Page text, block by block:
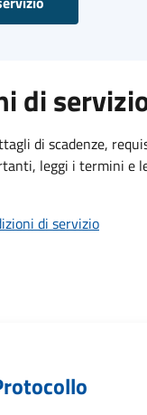
di
di scadenze,
leggi i termini e
di servizio